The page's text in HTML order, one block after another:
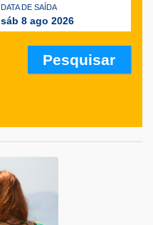
DATA DE SAÍDA
sáb 8 ago 2026